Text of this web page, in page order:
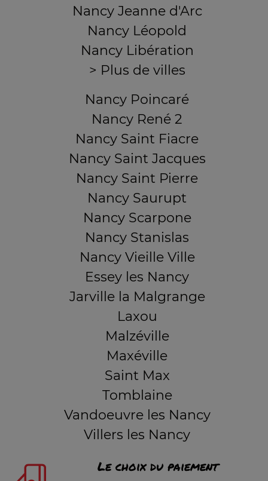
Nancy Jeanne d'Arc
Nancy Léopold
Nancy Libération
> Plus de villes
Nancy Poincaré
Nancy René 2
Nancy Saint Fiacre
Nancy Saint Jacques
Nancy Saint Pierre
Nancy Saurupt
Nancy Scarpone
Nancy Stanislas
Nancy Vieille Ville
Essey les Nancy
Jarville la Malgrange
Laxou
Malzéville
Maxéville
Saint Max
Tomblaine
Vandoeuvre les Nancy
Villers les Nancy
Le choix du paiement